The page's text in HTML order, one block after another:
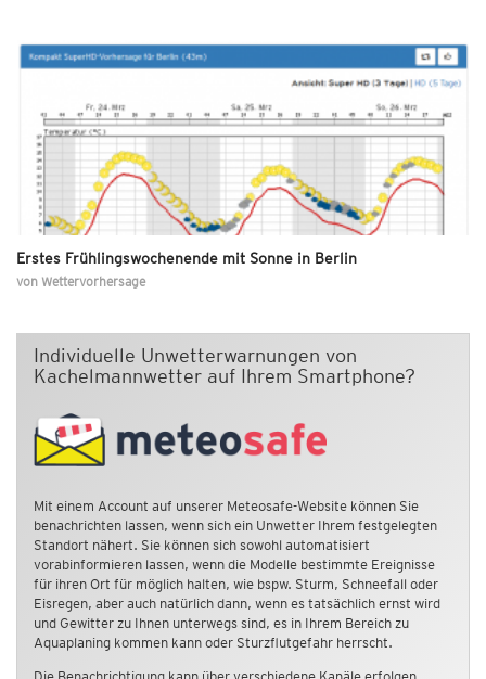
Erstes Frühlingswochenende mit Sonne in Berlin
von Wettervorhersage
Individuelle Unwetterwarnungen von
Kachelmannwetter auf Ihrem Smartphone?
Mit einem Account auf unserer Meteosafe-Website können Sie
benachrichten lassen, wenn sich ein Unwetter Ihrem festgelegten
Standort nähert. Sie können sich sowohl automatisiert
vorabinformieren lassen, wenn die Modelle bestimmte Ereignisse
für ihren Ort für möglich halten, wie bspw. Sturm, Schneefall oder
Eisregen, aber auch natürlich dann, wenn es tatsächlich ernst wird
und Gewitter zu Ihnen unterwegs sind, es in Ihrem Bereich zu
Aquaplaning kommen kann oder Sturzflutgefahr herrscht.